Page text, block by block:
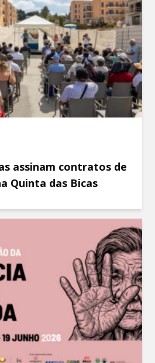
assinam contratos de
Quinta das Bicas